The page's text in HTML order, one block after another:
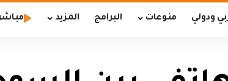
ودولي منوعات البرامج المزيد